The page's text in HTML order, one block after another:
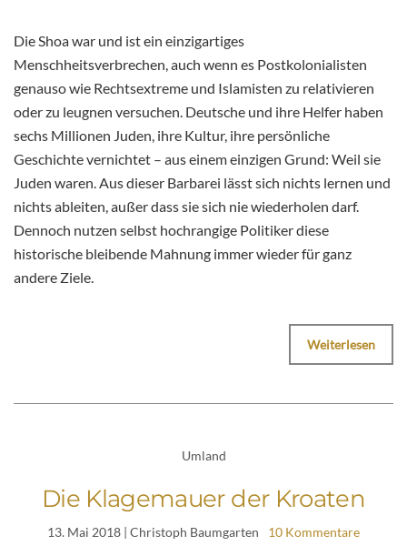
Die Shoa war und ist ein einzigartiges
Menschheitsverbrechen, auch wenn es Postkolonialisten
genauso wie Rechtsextreme und Islamisten zu relativieren
oder zu leugnen versuchen. Deutsche und ihre Helfer haben
sechs Millionen Juden, ihre Kultur, ihre persönliche
Geschichte vernichtet – aus einem einzigen Grund: Weil sie
Juden waren. Aus dieser Barbarei lässt sich nichts lernen und
nichts ableiten, außer dass sie sich nie wiederholen darf.
Dennoch nutzen selbst hochrangige Politiker diese
historische bleibende Mahnung immer wieder für ganz
andere Ziele.
Weiterlesen
Umland
Die Klagemauer der Kroaten
13. Mai 2018 | Christoph Baumgarten 10 Kommentare